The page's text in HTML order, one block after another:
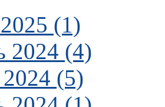
(1)
2024 (4)
(5)